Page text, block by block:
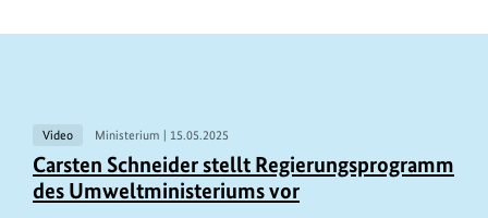
V
e
r
Video Ministerium | 15.05.2025
Carsten Schneider stellt Re­gierungs­programm
des Umwelt­ministeriums vor